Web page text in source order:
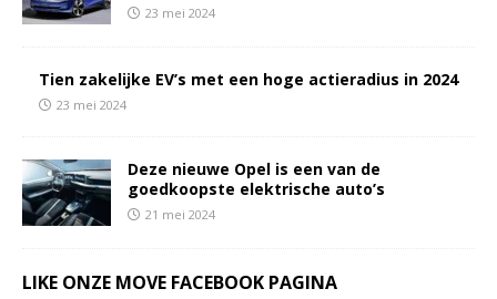
23 mei 2024
Tien zakelijke EV’s met een hoge actieradius in 2024
23 mei 2024
Deze nieuwe Opel is een van de
goedkoopste elektrische auto’s
21 mei 2024
LIKE ONZE MOVE FACEBOOK PAGINA